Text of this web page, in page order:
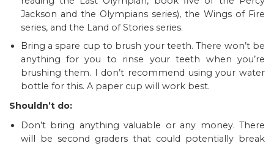
Jackson and the Olympians series), the Wings of Fire
series, and the Land of Stories series.
Bring a spare cup to brush your teeth. There won’t be
anything for you to rinse your teeth when you’re
brushing them. I don’t recommend using your water
bottle for this. A paper cup will work best.
Shouldn’t do:
Don’t bring anything valuable or any money. There
will be second graders that could potentially break